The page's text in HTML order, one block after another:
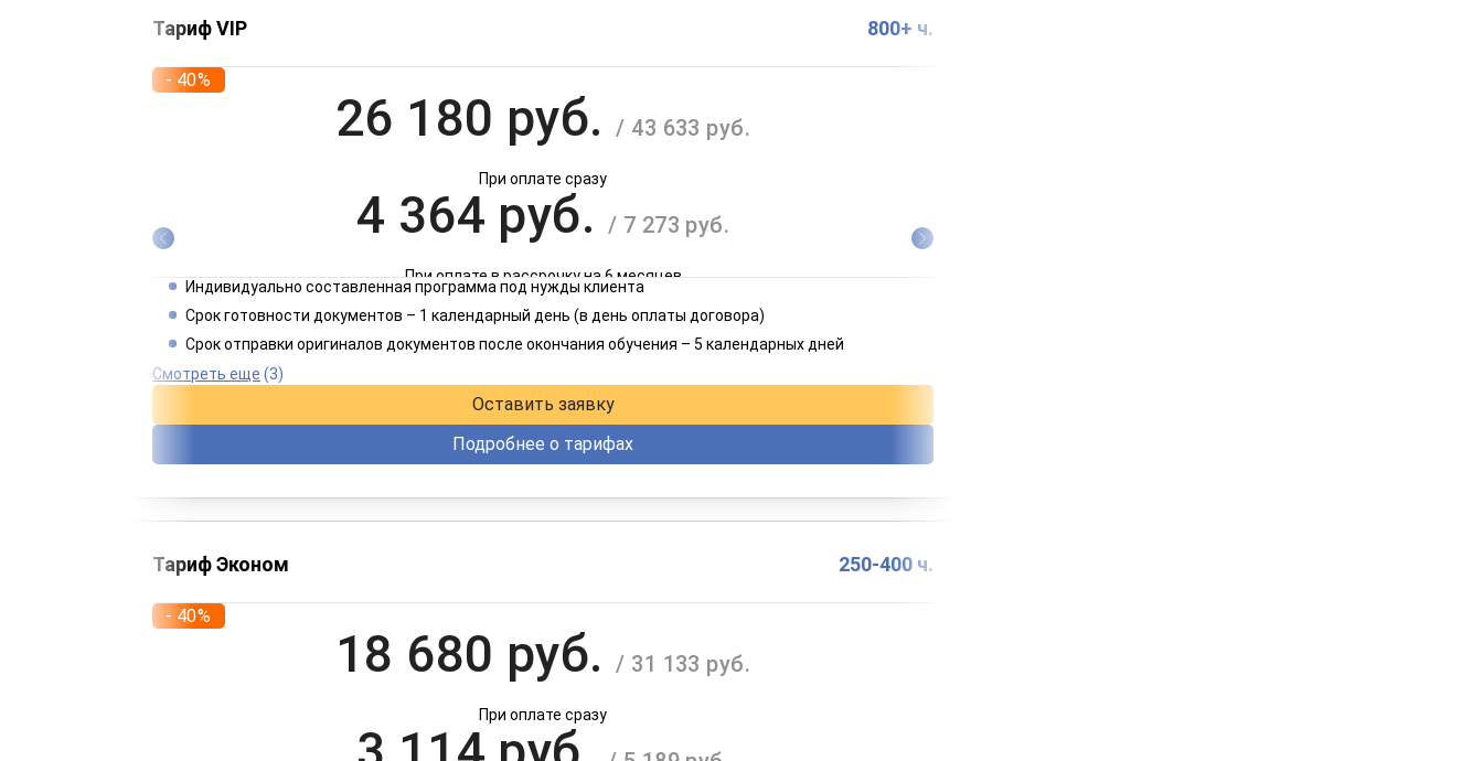
Тариф VIP 800+ ч.
- 40%
26 180 руб./ 43 633 руб.
При оплате сразу
4 364 руб. / 7 273 руб.
При оплате в рассрочку на 6 месяцев
2 182 руб./ 3 637 руб.
Индивидуально составленная программа под нужды клиента
Срок готовности документов – 1 календарный день (в день оплаты договора)
Срок отправки оригиналов документов после окончания обучения – 5 календарных дней
Смотреть еще (3)
Оставить заявку
Подробнее о тарифах
Тариф Эконом 250-400 ч.
- 40%
18 680 руб./ 31 133 руб.
При оплате сразу